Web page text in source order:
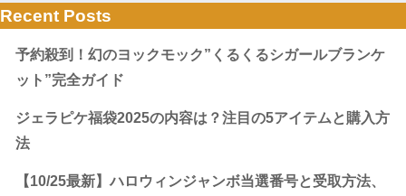
Recent Posts
予約殺到！幻のヨックモック”くるくるシガールブランケ
ット”完全ガイド
ジェラピケ福袋2025の内容は？注目の5アイテムと購入方
法
【10/25最新】ハロウィンジャンボ当選番号と受取方法、